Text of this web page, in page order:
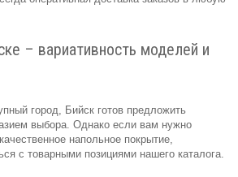
– вариативность моделей и
город, Бийск готов предложить
выбора. Однако если вам нужно
напольное покрытие,
с товарными позициями нашего каталога.